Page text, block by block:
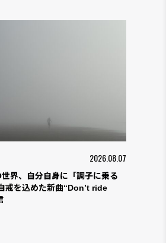
2026.08.07
界、自分自身に「調子に乗る
戒を込めた新曲“Don’t ride